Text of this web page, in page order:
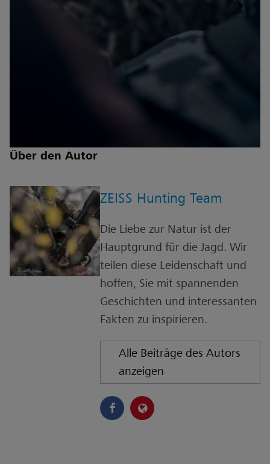
Über den Autor
ZEISS Hunting Team
Die Liebe zur Natur ist der
Hauptgrund für die Jagd. Wir
teilen diese Leidenschaft und
hoffen, Sie mit spannenden
Geschichten und interessanten
Fakten zu inspirieren.
Alle Beiträge des Autors
anzeigen